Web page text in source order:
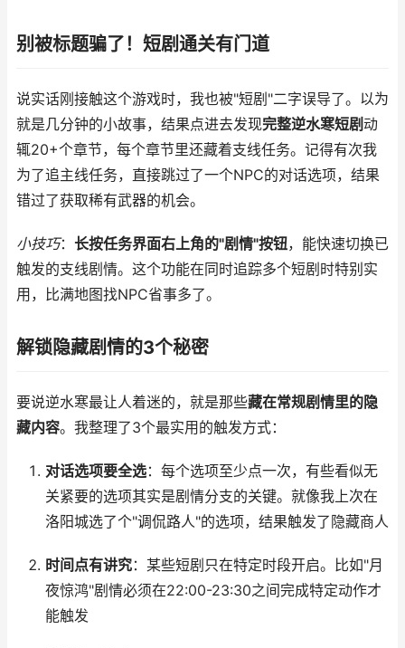
别被标题骗了！短剧通关有门道
说实话刚接触这个游戏时，我也被"短剧"二字误导了。以为
就是几分钟的小故事，结果点进去发现完整逆水寒短剧动
辄20+个章节，每个章节里还藏着支线任务。记得有次我
为了追主线任务，直接跳过了一个NPC的对话选项，结果
错过了获取稀有武器的机会。
小技巧： 长按任务界面右上角的"剧情"按钮，能快速切换已
触发的支线剧情。这个功能在同时追踪多个短剧时特别实
用，比满地图找NPC省事多了。
解锁隐藏剧情的3个秘密
要说逆水寒最让人着迷的，就是那些藏在常规剧情里的隐
藏内容。我整理了3个最实用的触发方式：
对话选项要全选：每个选项至少点一次，有些看似无
关紧要的选项其实是剧情分支的关键。就像我上次在
洛阳城选了个"调侃路人"的选项，结果触发了隐藏商人
时间点有讲究：某些短剧只在特定时段开启。比如"月
夜惊鸿"剧情必须在22:00-23:30之间完成特定动作才
能触发